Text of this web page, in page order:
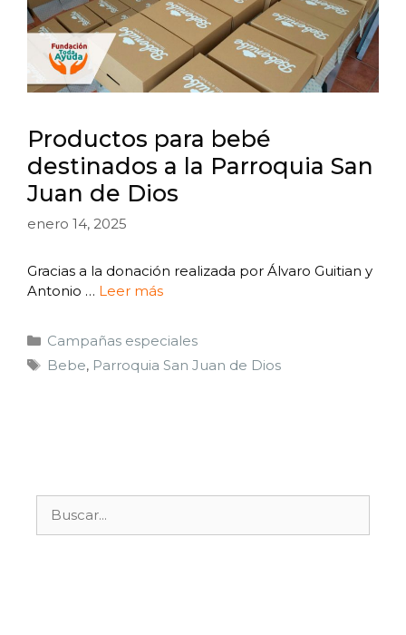
Productos para bebé
destinados a la Parroquia San
Juan de Dios
enero 14, 2025
Gracias a la donación realizada por Álvaro Guitian y
Antonio … Leer más
Campañas especiales
Bebe, Parroquia San Juan de Dios